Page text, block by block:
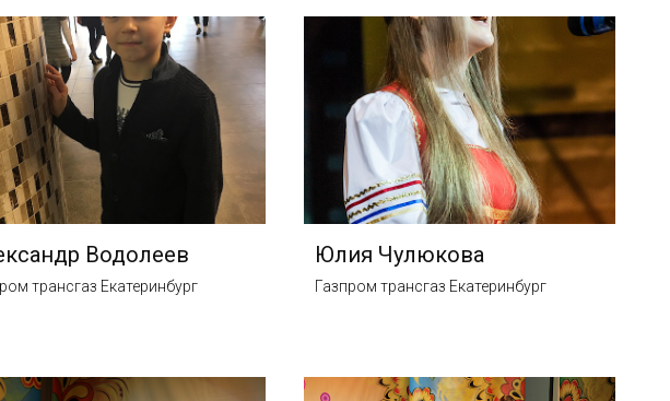
Водолеев
трансгаз Екатеринбург
Юлия Чулюкова
Газпром трансгаз Екатеринбург